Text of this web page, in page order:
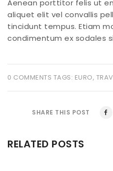
Aenean porttitor felis ut
aliquet elit vel convallis
tincidunt tempus. Etiam
condimentum ex sodales
0 COMMENTS TAGS: EURO,
SHARE THIS POST
RELATED POSTS